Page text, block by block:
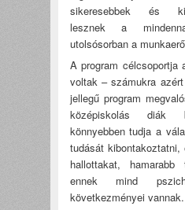
sikeresebbek és
lesznek a
utolsósorban a
A program célcsoportja
voltak – számukra
jellegű program
középiskolás diák
könnyebben tudja a
tudását
hallottakat,
ennek mind
következményei vannak.